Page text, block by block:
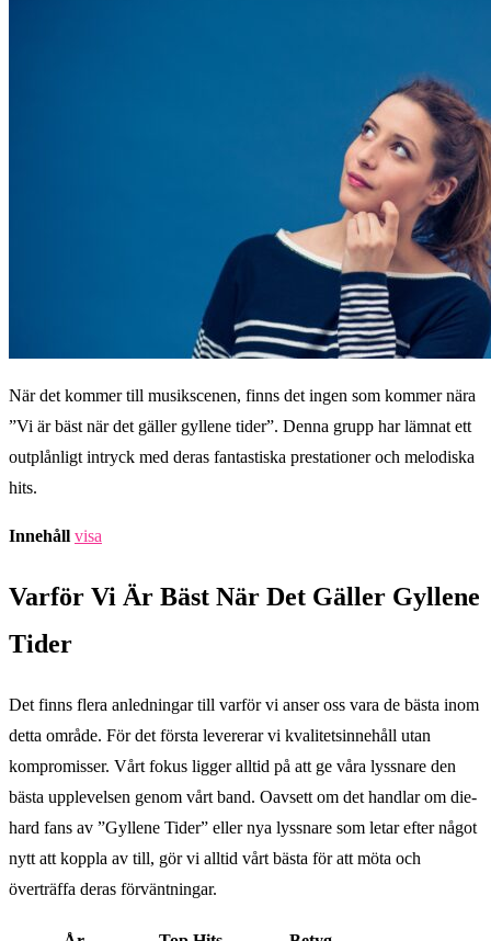
När det kommer till musikscenen, finns det ingen som kommer nära
”Vi är bäst när det gäller gyllene tider”. Denna grupp har lämnat ett
outplånligt intryck med deras fantastiska prestationer och melodiska
hits.
Innehåll visa
Varför Vi Är Bäst När Det Gäller Gyllene
Tider
Det finns flera anledningar till varför vi anser oss vara de bästa inom
detta område. För det första levererar vi kvalitetsinnehåll utan
kompromisser. Vårt fokus ligger alltid på att ge våra lyssnare den
bästa upplevelsen genom vårt band. Oavsett om det handlar om die-
hard fans av ”Gyllene Tider” eller nya lyssnare som letar efter något
nytt att koppla av till, gör vi alltid vårt bästa för att möta och
överträffa deras förväntningar.